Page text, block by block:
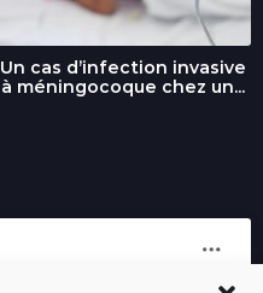
Un cas d’infection invasive
à méningocoque chez un...